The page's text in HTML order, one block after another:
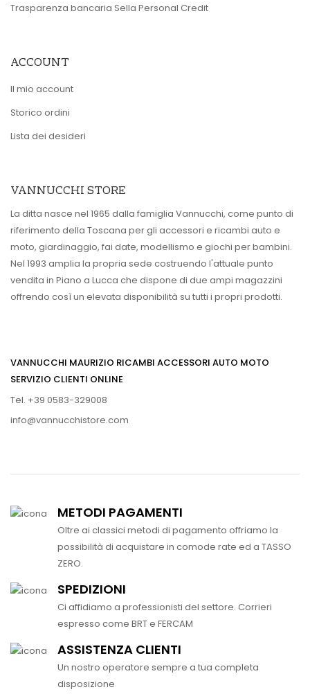
Trasparenza bancaria Sella Personal Credit
ACCOUNT
Il mio account
Storico ordini
Lista dei desideri
VANNUCCHI STORE
La ditta nasce nel 1965 dalla famiglia Vannucchi, come punto di
riferimento della Toscana per gli accessori e ricambi auto e
moto, giardinaggio, fai date, modellismo e giochi per bambini.
Nel 1993 amplia la propria sede costruendo l'attuale punto
vendita in Piano a Lucca che dispone di due ampi magazzini
offrendo così un elevata disponibilità su tutti i propri prodotti.
VANNUCCHI MAURIZIO RICAMBI ACCESSORI AUTO MOTO
SERVIZIO CLIENTI ONLINE
Tel. +39 0583-329008
info@vannucchistore.com
METODI PAGAMENTI
Oltre ai classici metodi di pagamento offriamo la
possibilità di acquistare in comode rate ed a TASSO
ZERO.
SPEDIZIONI
Ci affidiamo a professionisti del settore. Corrieri
espresso come BRT e FERCAM
ASSISTENZA CLIENTI
Un nostro operatore sempre a tua completa
disposizione